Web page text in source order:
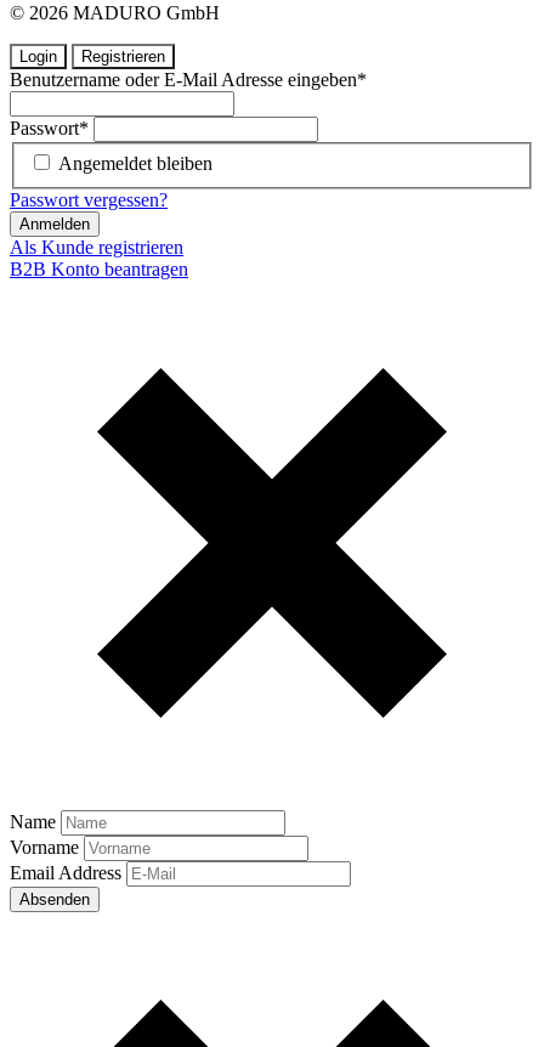
© 2026 MADURO GmbH
Login Registrieren
Benutzername oder E-Mail Adresse eingeben*
Passwort*
Angemeldet bleiben
Passwort vergessen?
Anmelden
Als Kunde registrieren
B2B Konto beantragen
Name
Vorname
Email Address